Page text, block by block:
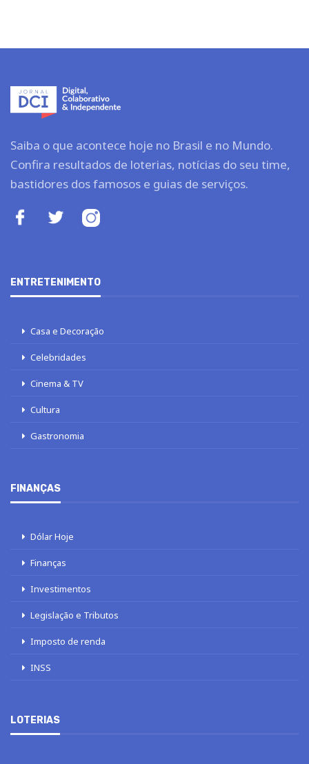
Saiba o que acontece hoje no Brasil e no Mundo.
Confira resultados de loterias, notícias do seu time,
bastidores dos famosos e guias de serviços.
ENTRETENIMENTO
Casa e Decoração
Celebridades
Cinema & TV
Cultura
Gastronomia
FINANÇAS
Dólar Hoje
Finanças
Investimentos
Legislação e Tributos
Imposto de renda
INSS
LOTERIAS